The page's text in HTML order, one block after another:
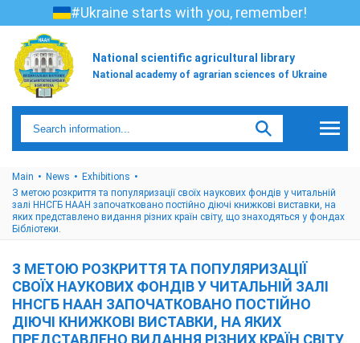
#Ukraine starts with you, remember!
National scientific agricultural library
National academy of agrarian sciences of Ukraine
Main News
Exhibitions
З метою розкриття та популяризації своїх наукових фондів у читальній
залі ННСГБ НААН започатковано постійно діючі книжкові виставки, на
яких представлено видання різних країн світу, що знаходяться у фондах
Бібліотеки.
З МЕТОЮ РОЗКРИТТЯ ТА ПОПУЛЯРИЗАЦІЇ
СВОЇХ НАУКОВИХ ФОНДІВ У ЧИТАЛЬНІЙ ЗАЛІ
ННСГБ НААН ЗАПОЧАТКОВАНО ПОСТІЙНО
ДІЮЧІ КНИЖКОВІ ВИСТАВКИ, НА ЯКИХ
ПРЕДСТАВЛЕНО ВИДАННЯ РІЗНИХ КРАЇН СВІТУ,